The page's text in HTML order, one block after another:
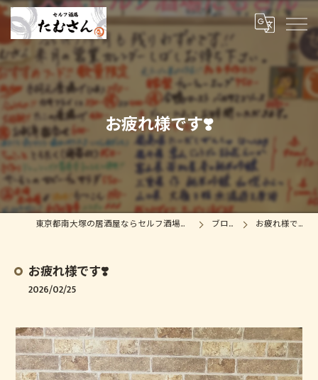
お疲れ様です❣️
東京都南大塚の居酒屋ならセルフ酒場たむさん ブログ お疲れ様です❣️
お疲れ様です❣️
2026/02/25